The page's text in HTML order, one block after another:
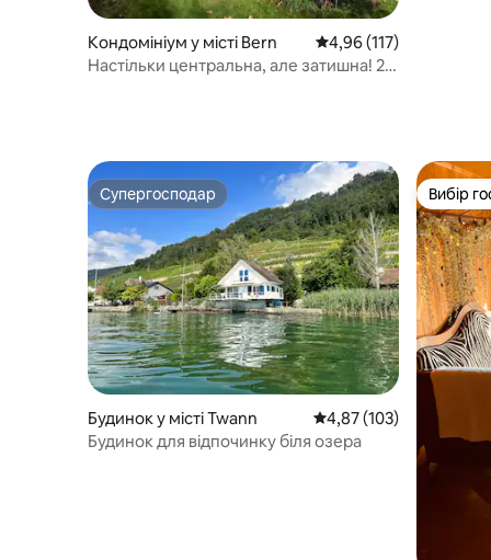
Кондомініум у місті Bern Середня оцінка: 4,96 з
4,96 (117)
Настільки центральна, але затишна! 2
Супергосподар
Супергосподар
Будинок у місті Twann Середня оцінка: 4,87 з
4,87 (103)
Будинок для відпочинку біля озера
Вибір
Вибір